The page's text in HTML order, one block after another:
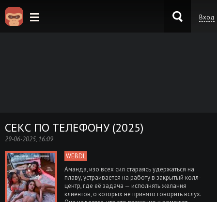
Вход
СЕКС ПО ТЕЛЕФОНУ (2025)
29-06-2025, 16:09
WEBDL
Аманда, изо всех сил стараясь удержаться на
плаву, устраивается на работу в закрытый колл-
центр, где её задача — исполнять желания
клиентов, о которых не принято говорить вслух.